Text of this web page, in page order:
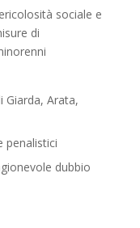
sociale e
di
Giarda, Arata,
penalistici
dubbio